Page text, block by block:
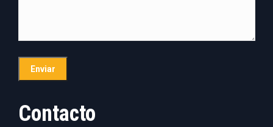
Contacto